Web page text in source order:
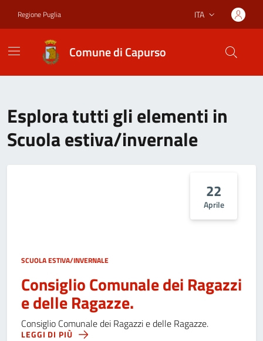
Regione Puglia Lingua attiva:
ITA
Comune di Capurso
Esplora tutti gli elementi in
Scuola estiva/invernale
22
Aprile
SCUOLA ESTIVA/INVERNALE
Consiglio Comunale dei Ragazzi
e delle Ragazze.
Consiglio Comunale dei Ragazzi e delle Ragazze.
LEGGI DI PIÙ